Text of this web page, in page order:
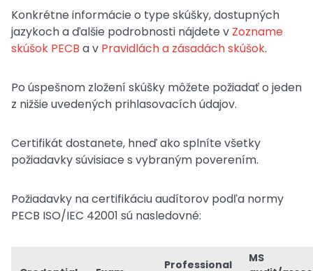
Konkrétne informácie o type skúšky, dostupných
jazykoch a ďalšie podrobnosti nájdete v Zozname
skúšok PECB a v Pravidlách a zásadách skúšok.
Po úspešnom zložení skúšky môžete požiadať o jeden
z nižšie uvedených prihlasovacích údajov.
Certifikát dostanete, hneď ako splníte všetky
požiadavky súvisiace s vybraným poverením.
Požiadavky na certifikáciu audítorov podľa normy
PECB ISO/IEC 42001 sú nasledovné:
Professional
MS